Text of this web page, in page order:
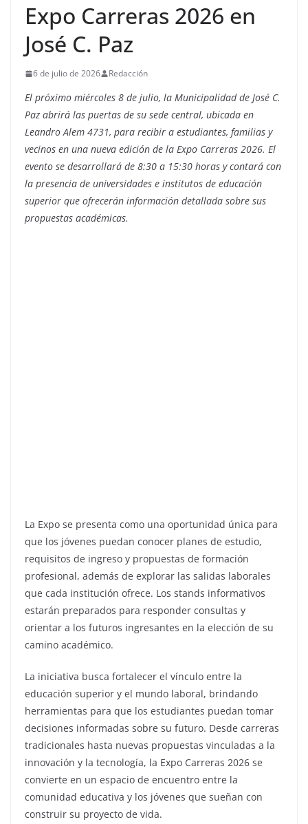
Expo Carreras 2026 en
José C. Paz
6 de julio de 2026 Redacción
El próximo miércoles 8 de julio, la Municipalidad de José C.
Paz abrirá las puertas de su sede central, ubicada en
Leandro Alem 4731, para recibir a estudiantes, familias y
vecinos en una nueva edición de la Expo Carreras 2026. El
evento se desarrollará de 8:30 a 15:30 horas y contará con
la presencia de universidades e institutos de educación
superior que ofrecerán información detallada sobre sus
propuestas académicas.
La Expo se presenta como una oportunidad única para
que los jóvenes puedan conocer planes de estudio,
requisitos de ingreso y propuestas de formación
profesional, además de explorar las salidas laborales
que cada institución ofrece. Los stands informativos
estarán preparados para responder consultas y
orientar a los futuros ingresantes en la elección de su
camino académico.
La iniciativa busca fortalecer el vínculo entre la
educación superior y el mundo laboral, brindando
herramientas para que los estudiantes puedan tomar
decisiones informadas sobre su futuro. Desde carreras
tradicionales hasta nuevas propuestas vinculadas a la
innovación y la tecnología, la Expo Carreras 2026 se
convierte en un espacio de encuentro entre la
comunidad educativa y los jóvenes que sueñan con
construir su proyecto de vida.